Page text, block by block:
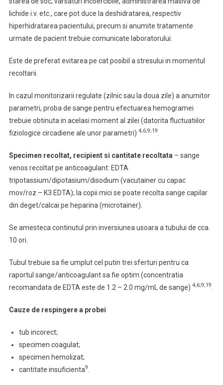
lichide i.v. etc., care pot duce la deshidratarea, respectiv
hiperhidratarea pacientului, precum si anumite tratamente
urmate de pacient trebuie comunicate laboratorului.
Este de preferat evitarea pe cat posibil a stresului in momentul
recoltarii.
In cazul monitorizarii regulate (zilnic sau la doua zile) a anumitor
parametri, proba de sange pentru efectuarea hemogramei
trebuie obtinuta in acelasi moment al zilei (datorita fluctuatiilor
fiziologice circadiene ale unor parametri) 4;6;9;19
Specimen recoltat, recipient si cantitate recoltata – sange
venos recoltat pe anticoagulant: EDTA
tripotassium/dipotasium/disodium (vacutainer cu capac
mov/roz – K3 EDTA); la copii mici se poate recolta sange capilar
din deget/calcai pe heparina (microtainer).
Se amesteca continutul prin inversiunea usoara a tubului de cca.
10 ori.
Tubul trebuie sa fie umplut cel putin trei sferturi pentru ca
raportul sange/anticoagulant sa fie optim (concentratia
recomandata de EDTA este de 1.2 – 2.0 mg/mL de sange) 4;6;9;19
Cauze de respingere a probei
tub incorect;
specimen coagulat;
specimen hemolizat;
cantitate insuficienta9